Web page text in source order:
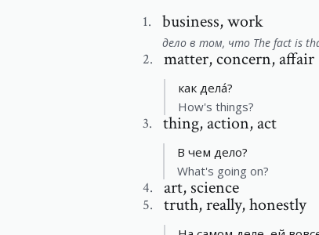
1. business,work
дело в том, что The fact is
2. matter,concern, affair
как дела́?
How's things?
3. thing, action, act
В чем дело?
What's going on?
4. art, science
5. truth,really, honestly